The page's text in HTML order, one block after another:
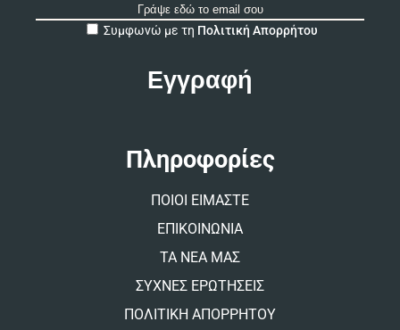
Συμφωνώ με τη Πολιτική Απορρήτου
Πληροφορίες
ΠΟΙΟΙ ΕΙΜΑΣΤΕ
ΕΠΙΚΟΙΝΩΝΙΑ
ΤΑ ΝΕΑ ΜΑΣ
ΣΥΧΝΕΣ ΕΡΩΤΗΣΕΙΣ
ΠΟΛΙΤΙΚΗ ΑΠΟΡΡΗΤΟΥ